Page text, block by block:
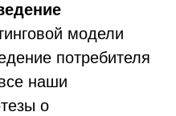
модели
потребителя
наши
о